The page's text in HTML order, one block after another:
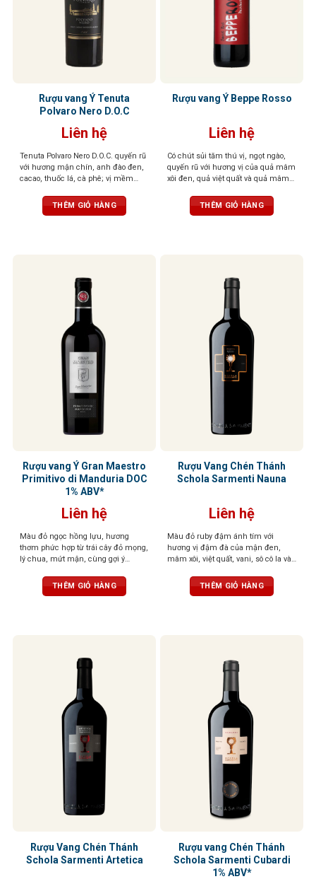
Rượu vang Ý Tenuta
Polvaro Nero D.O.C
Liên hệ
Tenuta Polvaro Nero D.O.C. quyến rũ
với hương mận chín, anh đào đen,
cacao, thuốc lá, cà phê; vị mềm
tượng khó quênTHÊM GIỎ HÀNG
Rượu vang Ý Beppe Rosso
Liên hệ
Có chút sủi tăm thú vị, ngọt ngào,
quyến rũ với hương vị của quả mâm
xôi đen, quả việt quất và quả mâm
THÊM GIỎ HÀNG
Rượu vang Ý Gran Maestro
Primitivo di Manduria DOC
1% ABV*
Liên hệ
Màu đỏ ngọc hồng lựu, hương
thơm phức hợp từ trái cây đỏ mọng,
lý chua, mứt mận, cùng gợi ý
tròn trịa, tannin mềm mại, ngọt
THÊM GIỎ HÀNG
Rượu Vang Chén Thánh
Schola Sarmenti Nauna
Liên hệ
Màu đỏ ruby đậm ánh tím với
hương vị đậm đà của mận đen,
mâm xôi, việt quất, vani, sô cô la và
với vị chát mềm mại và dư vị trái
cây khô kéo dài
THÊM GIỎ HÀNG
Rượu Vang Chén Thánh
Schola Sarmenti Artetica
Rượu vang Chén Thánh
Schola Sarmenti Cubardi
1% ABV*